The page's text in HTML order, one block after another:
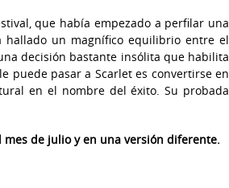
que había empezado a perfilar una
hallado un magnífico equilibrio entre el
decisión bastante insólita que habilita
puede pasar a Scarlet es convertirse en
en el nombre del éxito. Su probada
de julio y en una versión diferente.